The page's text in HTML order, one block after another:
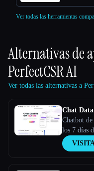
Ver todas las herramientas
Alternativas de
PerfectCSR AI
Ver todas las alternativas a
Chat Data
Chatbot
los 7 días